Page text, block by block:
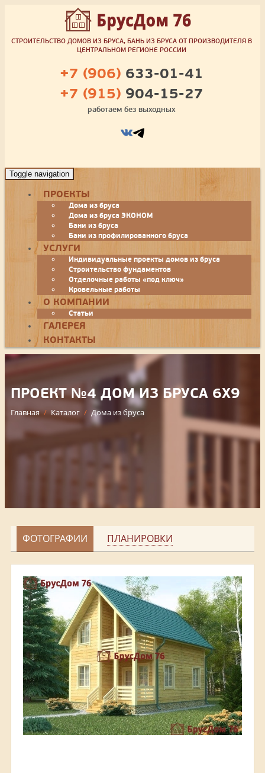
СТРОИТЕЛЬСТВО ДОМОВ ИЗ БРУСА, БАНЬ ИЗ БРУСА ОТ ПРОИЗВОДИТЕЛЯ В
ЦЕНТРАЛЬНОМ РЕГИОНЕ РОССИИ
+7 (906) 633-01-41
+7 (915) 904-15-27
работаем без выходных
Toggle navigation
ПРОЕКТЫ
Дома из бруса
Дома из бруса ЭКОНОМ
Бани из бруса
Бани из профилированного бруса
УСЛУГИ
Индивидуальные проекты домов из бруса
Строительство фундаментов
Отделочные работы «под ключ»
Кровельные работы
О КОМПАНИИ
Статьи
ГАЛЕРЕЯ
КОНТАКТЫ
ПРОЕКТ №4 ДОМ ИЗ БРУСА 6Х9
Главная / Каталог / Дома из бруса
ФОТОГРАФИИ ПЛАНИРОВКИ